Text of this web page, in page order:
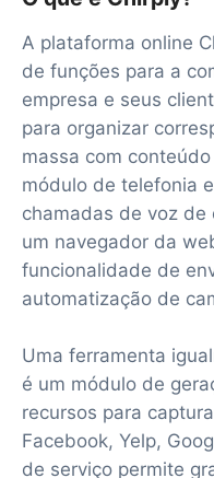
A plataforma online
de funções para a
empresa e seus
para organizar
massa com
módulo de telefonia
chamadas de voz
um navegador da
funcionalidade de
automatização de
Uma ferramenta
é um módulo de
recursos para
Facebook, Yelp,
de serviço permite